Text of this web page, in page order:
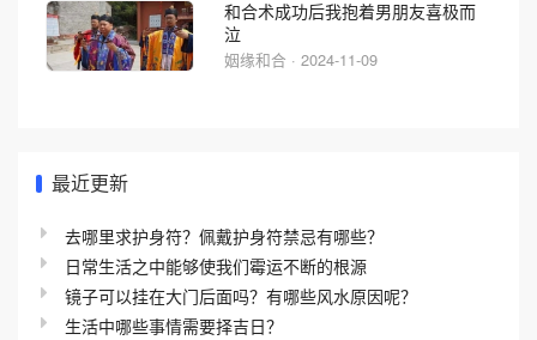
和合术成功后我抱着男朋友喜极而
泣
姻缘和合 · 2024-11-09
最近更新
去哪里求护身符？佩戴护身符禁忌有哪些？
日常生活之中能够使我们霉运不断的根源
镜子可以挂在大门后面吗？有哪些风水原因呢？
生活中哪些事情需要择吉日？